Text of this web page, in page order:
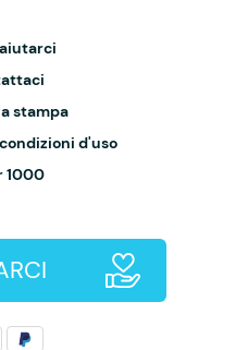
stampa
d'uso
1000